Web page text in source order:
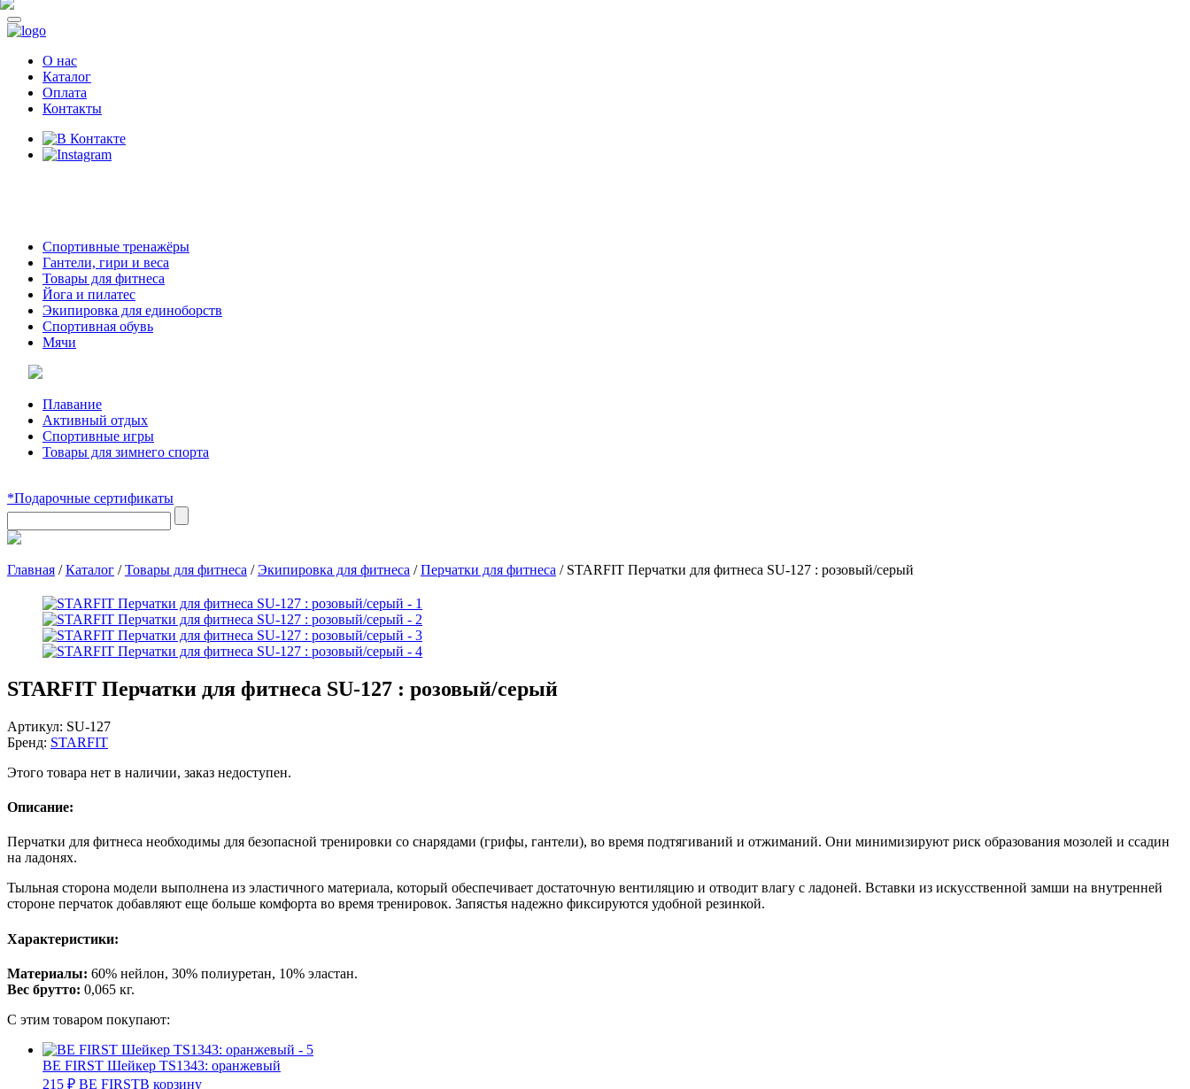
О нас
Каталог
Оплата
Контакты
Спортивные тренажёры
Гантели, гири и веса
Товары для фитнеса
Йога и пилатес
Экипировка для единоборств
Спортивная обувь
Мячи
Плавание
Активный отдых
Спортивные игры
Товары для зимнего спорта
*Подарочные сертификаты
Главная /Каталог /Товары для фитнеса /Экипировка для фитнеса /Перчатки для фитнеса / STARFIT Перчатки для фитнеса SU-127 : розовый/серый
STARFIT Перчатки для фитнеса SU-127 : розовый/серый
Артикул: SU-127
Бренд: STARFIT
Этого товара нет в наличии, заказ недоступен.
Описание:
Перчатки для фитнеса необходимы для безопасной тренировки со снарядами (грифы, гантели), во время подтягиваний и отжиманий. Они минимизируют риск образования мозолей и ссадин
на ладонях.
Тыльная сторона модели выполнена из эластичного материала, который обеспечивает достаточную вентиляцию и отводит влагу с ладоней. Вставки из искусственной замши на внутренней
стороне перчаток добавляют еще больше комфорта во время тренировок. Запястья надежно фиксируются удобной резинкой.
Характеристики:
Материалы: 60% нейлон, 30% полиуретан, 10% эластан.
Вес брутто: 0,065 кг.
С этим товаром покупают:
BE FIRST Шейкер TS1343: оранжевый
215 ₽ BE FIRSTВ корзину